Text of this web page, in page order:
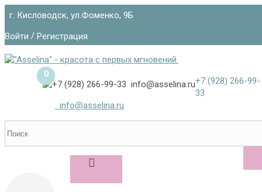
г. Кисловодск, ул.Фоменко, 9Б
Войти / Регистрация
+7 (928) 266-99-
33
info@asselina.ru
0